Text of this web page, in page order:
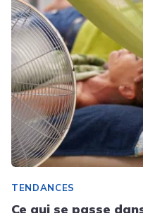
TENDANCES
Ce qui se passe